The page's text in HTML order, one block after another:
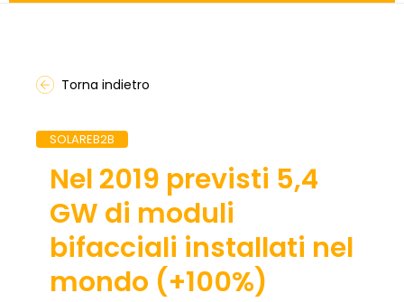
Torna indietro
SOLAREB2B
Nel 2019 previsti 5,4
GW di moduli
bifacciali installati nel
mondo (+100%)